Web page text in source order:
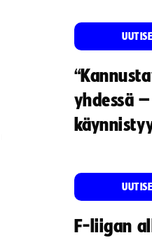
yhdessä
F-liigan